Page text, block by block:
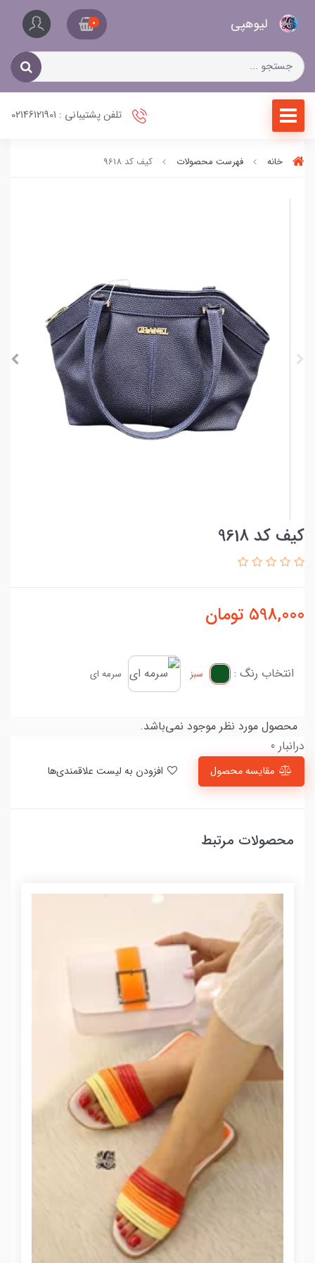
لیو‌هپی 0
تلفن پشتیبانی : 02146121901
خانه فهرست محصولات کیف کد 9618
کیف کد 9618
598,000 تومان
انتخاب رنگ : سبز سرمه ای
محصول مورد نظر موجود نمی‌باشد.
درانبار 0
مقایسه محصول
محصولات مرتبط